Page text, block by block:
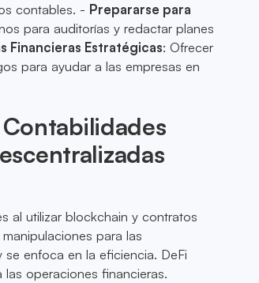
contables. - Prepararse para
para auditorías y redactar planes
Financieras Estratégicas: Ofrecer
para ayudar a las empresas en
al utilizar blockchain y contratos
para las
enfoca en la eficiencia. DeFi
las operaciones financieras.